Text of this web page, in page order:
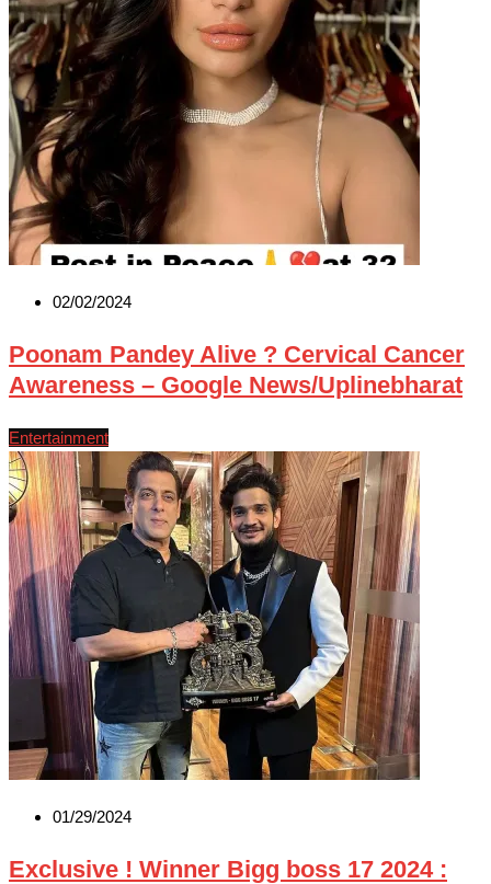
02/02/2024
Poonam Pandey Alive ? Cervical Cancer
Awareness – Google News/Uplinebharat
Entertainment
01/29/2024
Exclusive ! Winner Bigg boss 17 2024 :